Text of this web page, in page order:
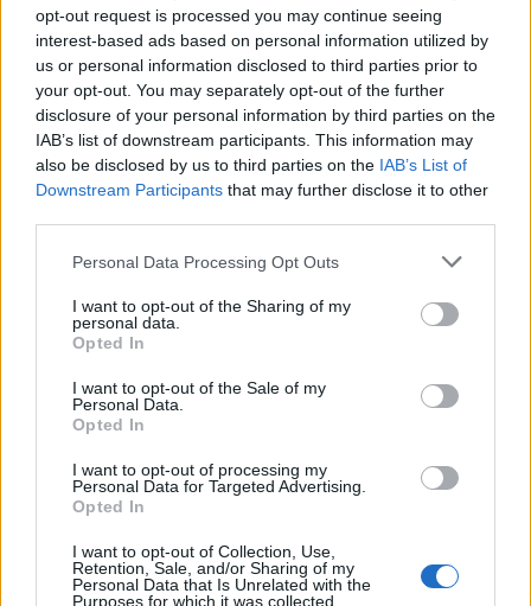
opt-out request is processed you may continue seeing
interest-based ads based on personal information utilized by
us or personal information disclosed to third parties prior to
your opt-out. You may separately opt-out of the further
disclosure of your personal information by third parties on the
IAB’s list of downstream participants. This information may
also be disclosed by us to third parties on the IAB’s List of
Downstream Participants that may further disclose it to other
Please note that this website/app uses one or more Google
not limited to your visit or usage behaviour. You may click to
grant or deny consent to Google and its third-party tags to
use your data for below specified purposes in below Google
consent section.
Personal Data Processing Opt Outs
I want to opt-out of the Sharing of my
personal data.
Opted In
I want to opt-out of the Sale of my
Personal Data.
Opted In
I want to opt-out of processing my
Personal Data for Targeted Advertising.
Opted In
I want to opt-out of Collection, Use,
Retention, Sale, and/or Sharing of my
Personal Data that Is Unrelated with the
Purposes for which it was collected.
úgy döntött, hogy elhagyja Oroszországot és
közösségét, hogy szabadabban bírálhassa a
háborút és Vlagyimir Putyin orosz vezetőt.
Pavlov cikke rámutat a Chábád oroszországi
státuszának bizonytalanságára, és
megkérdőjelezi a háborúval kapcsolatos
egyensúlyozásának sikerét. A cikkre válaszul
az egykor Putyinhoz közel állónak tartott
orosz főrabbi, Berel Lazar nyílt levelet írt az
orosz hatóságoknak, amelyben felszólította
őket, hogy ítéljék el Pavlov megjegyzéseit.
„Nevezhetjük Pavlov úr logikáját
értelmetlennek vagy közönséges és felszínes
antiszemitizmusnak, de ez a régi vérvádak új
változata.